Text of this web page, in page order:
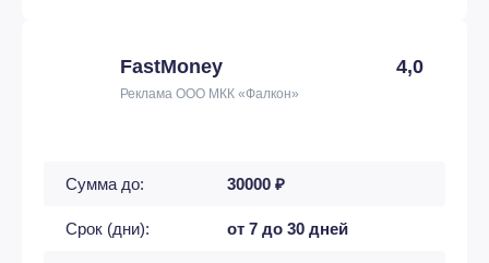
FastMoney 4,0
Реклама ООО МКК «Фалкон»
Сумма до: 30000 ₽
Срок (дни): от 7 до 30 дней